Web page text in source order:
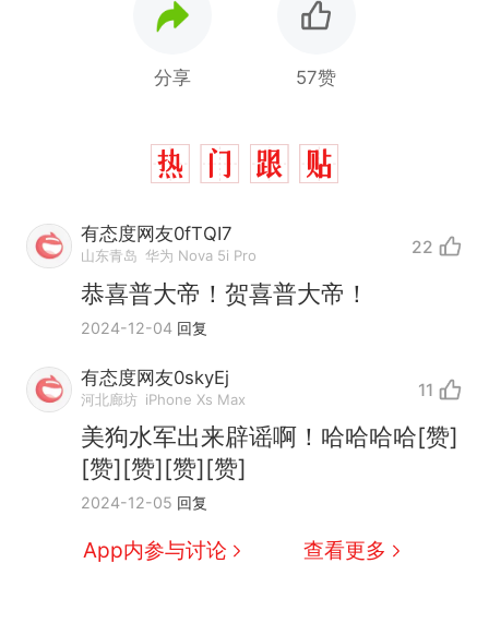
分享 57赞
有态度网友0fTQI7
山东青岛 华为 Nova 5i Pro 22
恭喜普大帝！贺喜普大帝！
2024-12-04 回复
有态度网友0skyEj
河北廊坊 iPhone Xs Max 11
美狗水军出来辟谣啊！哈哈哈哈[赞]
[赞][赞][赞][赞]
2024-12-05 回复
App内参与讨论 查看更多